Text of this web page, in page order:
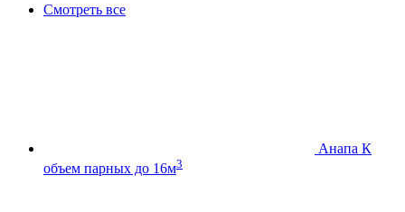
Смотреть все
Анапа К
объем парных до 16м3